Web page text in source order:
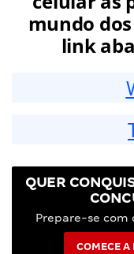
mundo
link
QUER
Prepare-se com
COMECE A